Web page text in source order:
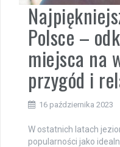
Polsce –
miejsca na
przygód i
16 października 2023
W ostatnich latach
popularności jako